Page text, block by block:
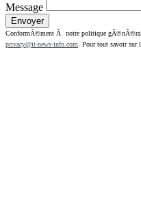
Message
ConformÃ©ment Ã notre politique gÃ©nÃ©rale
privacy@it-news-info.com . Pour tout savoir